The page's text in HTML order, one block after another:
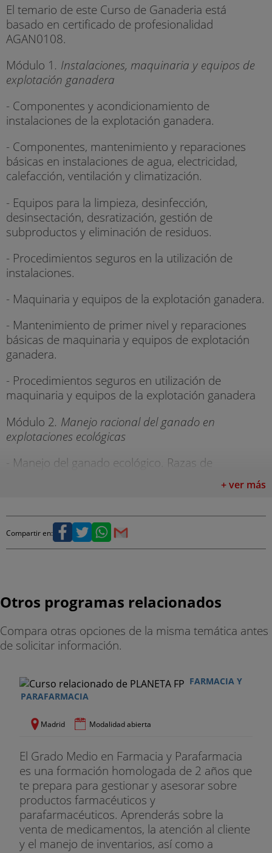
El temario de este Curso de Ganaderia está
basado en certificado de profesionalidad
AGAN0108.
Módulo 1. Instalaciones, maquinaria y equipos de
explotación ganadera
- Componentes y acondicionamiento de
instalaciones de la explotación ganadera.
- Componentes, mantenimiento y reparaciones
básicas en instalaciones de agua, electricidad,
calefacción, ventilación y climatización.
- Equipos para la limpieza, desinfección,
desinsectación, desratización, gestión de
subproductos y eliminación de residuos.
- Procedimientos seguros en la utilización de
instalaciones.
- Maquinaria y equipos de la explotación ganadera.
- Mantenimiento de primer nivel y reparaciones
básicas de maquinaria y equipos de explotación
ganadera.
- Procedimientos seguros en utilización de
maquinaria y equipos de la explotación ganadera
Módulo 2. Manejo racional del ganado en
explotaciones ecológicas
- Manejo del ganado ecológico. Razas de
ecológica. La ganadería ecológica como forma de
Análisis y constitución del rebaño. Normativa
relacionada con el manejo de ganado en
explotaciones ecológicas.
ciclo ovárico. La cubrición. La gestación. El parto.
Lactancia. Aparato reproductor. Reproducción en
- Control sanitario y aplicación en el ganado
ecológico. Actuaciones prácticas en la preservación
de la sanidad de la ganadería ecológica. Manejo y
control sanitario. Prevención ante enfermedades.
ganado en explotaciones ecológicas.
Módulo 3. Producción de animales y productos
animales ecológicos
- Cría, recría y cebo en ganadería ecológica.
Manejo de los animales de recría y cebo. Manejo
+ ver más
Compartir en:
Otros programas relacionados
Compara otras opciones de la misma temática antes
de solicitar información.
FARMACIA Y
PARAFARMACIA
Madrid Modalidad abierta
El Grado Medio en Farmacia y Parafarmacia
es una formación homologada de 2 años que
te prepara para gestionar y asesorar sobre
productos farmacéuticos y
parafarmacéuticos. Aprenderás sobre la
venta de medicamentos, la atención al cliente
y el manejo de inventarios, así como a